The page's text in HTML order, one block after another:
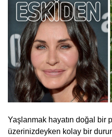
Yaşlanmak hayatın doğal bir
üzerinizdeyken kolay bir